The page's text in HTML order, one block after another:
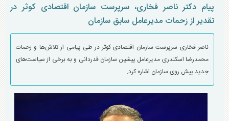
پیام دکتر ناصر فخاری، سرپرست سازمان اقتصادی کوثر در
تقدیر از زحمات مدیرعامل سابق سازمان
ناصر فخاری سرپرست سازمان اقتصادی کوثر در طی پیامی از تلاش‌ها و زحمات
محمدرضا اسکندری مدیرعامل پیشین سازمان قدردانی و به برخی از سیاست‌های
جدید پیش روی سازمان اشاره کرد.